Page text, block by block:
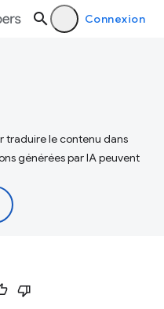
Connexion
traduire le contenu dans
générées par IA peuvent